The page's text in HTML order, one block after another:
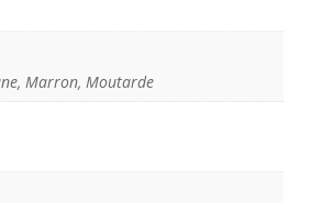
Marron, Moutarde